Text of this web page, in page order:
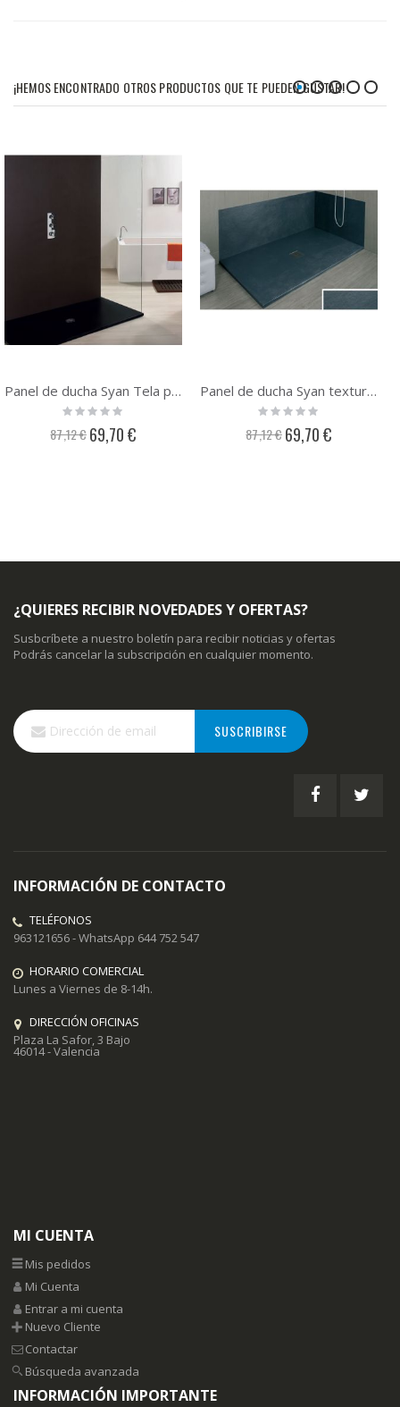
¡HEMOS ENCONTRADO OTROS PRODUCTOS QUE TE PUEDEN GUSTAR!
Panel de ducha Syan Tela para sustitución de bañera
Rating:
0%
87,12 € Precio
especial
69,70 €
Panel de ducha Syan textura Pizarra para sustitución de bañera
Rating:
0%
87,12 € Precio
especial
69,70 €
¿QUIERES RECIBIR NOVEDADES Y OFERTAS?
Susbcríbete a nuestro boletín para recibir noticias y ofertas
Podrás cancelar la subscripción en cualquier momento.
Inscríbase
a
nuestro
SUSCRIBIRSE
INFORMACIÓN DE CONTACTO
TELÉFONOS
963121656 - WhatsApp 644 752 547
HORARIO COMERCIAL
Lunes a Viernes de 8-14h.
DIRECCIÓN OFICINAS
Plaza La Safor, 3 Bajo
46014 - Valencia
MI CUENTA
Mis pedidos
Mi Cuenta
Entrar a mi cuenta
Nuevo Cliente
Contactar
Búsqueda avanzada
INFORMACIÓN IMPORTANTE